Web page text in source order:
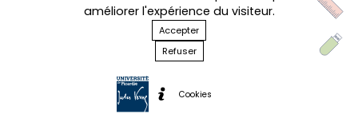
améliorer l'expérience du visiteur.
Accepter
Refuser
Cookies